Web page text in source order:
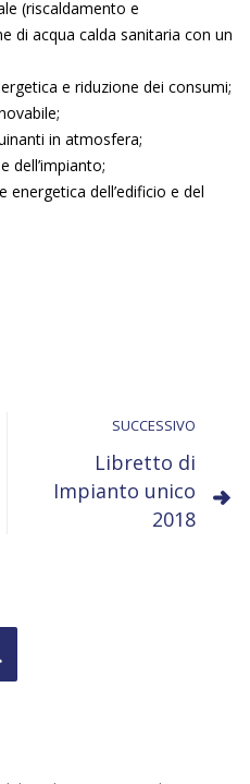
(riscaldamento e
di acqua calda sanitaria con un
e riduzione dei consumi;
in atmosfera;
dell’impianto;
dell’edificio e del
SUCCESSIVO
Libretto di
Impianto unico
2018